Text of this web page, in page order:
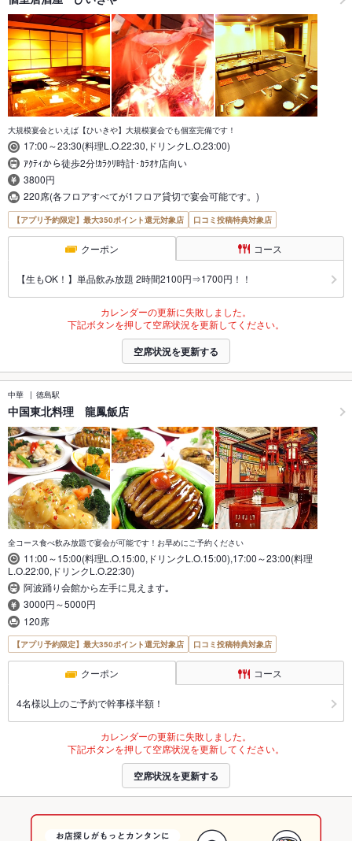
大規模宴会といえば【ひいきや】大規模宴会でも個室完備です！
17:00～23:30(料理L.O.22:30,ドリンクL.O.23:00)
ｱｸﾃｨから徒歩2分!ｶﾗｸﾘ時計･ｶﾗｵｹ店向い
3800円
220席(各フロアすべてが1フロア貸切で宴会可能です。)
【アプリ予約限定】最大350ポイント還元対象店 口コミ投稿特典対象店
クーポン コース
【生もOK！】単品飲み放題 2時間2100円⇒1700円！！
カレンダーの更新に失敗しました。
下記ボタンを押して空席状況を更新してください。
空席状況を更新する
中華 徳島駅
中国東北料理 龍鳳飯店
全コース食べ飲み放題で宴会が可能です！お早めにご予約ください
11:00～15:00(料理L.O.15:00,ドリンクL.O.15:00),17:00～23:00(料理
L.O.22:00,ドリンクL.O.22:30)
阿波踊り会館から左手に見えます｡
3000円～5000円
120席
【アプリ予約限定】最大350ポイント還元対象店 口コミ投稿特典対象店
クーポン コース
4名様以上のご予約で幹事様半額！
カレンダーの更新に失敗しました。
下記ボタンを押して空席状況を更新してください。
空席状況を更新する